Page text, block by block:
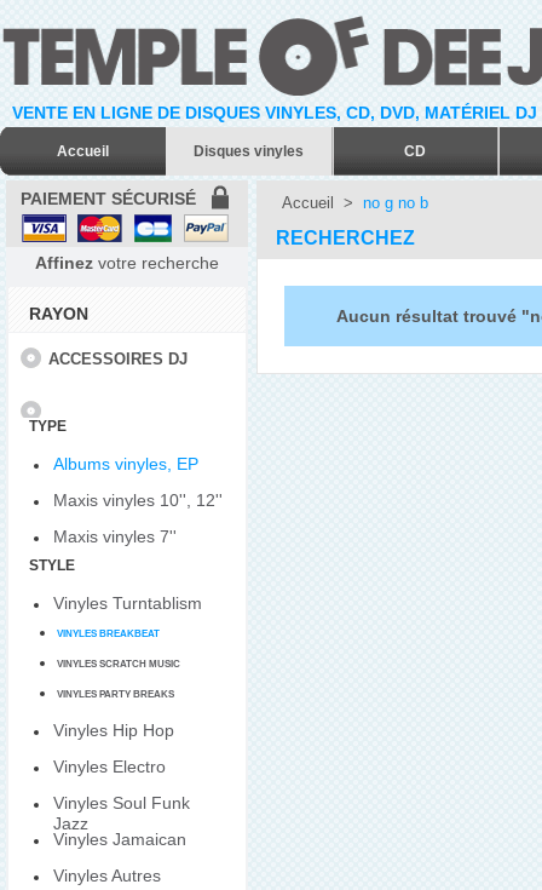
VENTE EN LIGNE DE DISQUES VINYLES, CD, DVD, MATÉRIEL
Accueil Disques vinyles CD
PAIEMENT SÉCURISÉ
Affinez votre recherche
RAYON
ACCESSOIRES DJ
TYPE
Albums vinyles, EP
Maxis vinyles 10'', 12''
Maxis vinyles 7''
STYLE
Vinyles Turntablism
VINYLES BREAKBEAT
VINYLES SCRATCH MUSIC
VINYLES PARTY BREAKS
Vinyles Hip Hop
Vinyles Electro
Vinyles Soul Funk
Jazz
Vinyles Jamaican
Vinyles Autres
Accueil > no g no b
RECHERCHEZ
Aucun résultat trouvé